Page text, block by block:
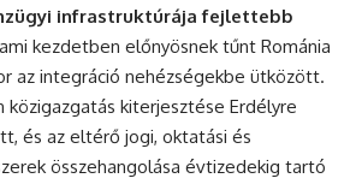
infrastruktúrája fejlettebb
kezdetben előnyösnek tűnt Románia
az integráció nehézségekbe ütközött.
közigazgatás kiterjesztése Erdélyre
és az eltérő jogi, oktatási és
összehangolása évtizedekig tartó